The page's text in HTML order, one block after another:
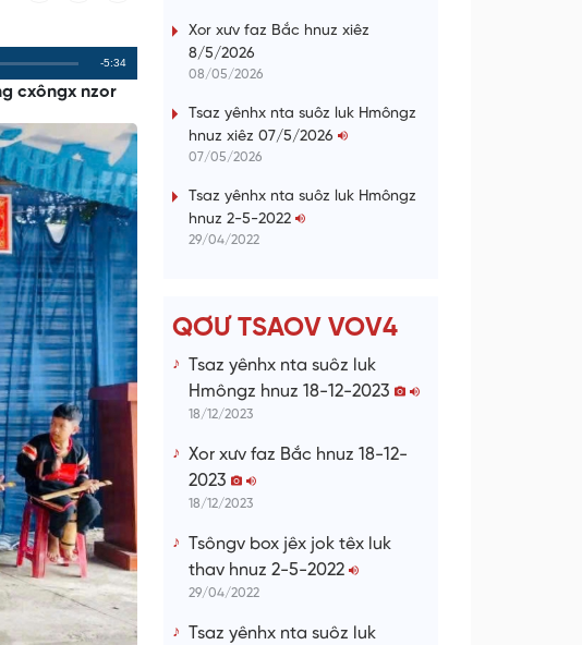
Remaining
Time
-5:34
cxôngx nzor
0
%
a
i
e
Xor xưv faz Bắc hnuz xiêz
8/5/2026
08/05/2026
Tsaz yênhx nta suôz luk Hmôngz
hnuz xiêz 07/5/2026
07/05/2026
Tsaz yênhx nta suôz luk Hmôngz
hnuz 2-5-2022
29/04/2022
QƠƯ TSAOV VOV4
Tsaz yênhx nta suôz luk
Hmôngz hnuz 18-12-2023
18/12/2023
Xor xưv faz Bắc hnuz 18-12-
2023
18/12/2023
Tsôngv box jêx jok têx luk
thav hnuz 2-5-2022
29/04/2022
Tsaz yênhx nta suôz luk